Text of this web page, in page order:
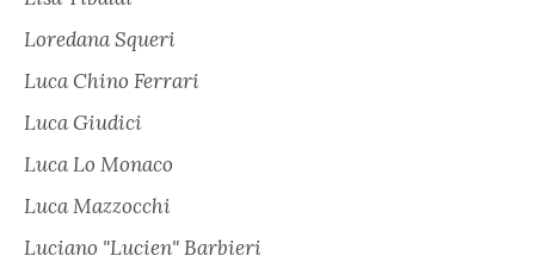
Loredana Squeri
Luca Chino Ferrari
Luca Giudici
Luca Lo Monaco
Luca Mazzocchi
Luciano "Lucien" Barbieri